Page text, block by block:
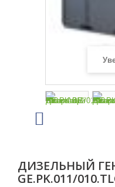
ДИЗЕЛЬНЫЙ
GE.PK.011/